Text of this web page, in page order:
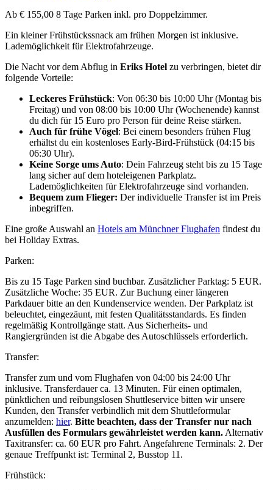
Ab € 155,00 8 Tage Parken inkl. pro Doppelzimmer.
Ein kleiner Frühstückssnack am frühen Morgen ist inklusive.
Lademöglichkeit für Elektrofahrzeuge.
Die Nacht vor dem Abflug in Eriks Hotel zu verbringen, bietet dir
folgende Vorteile:
Leckeres Frühstück: Von 06:30 bis 10:00 Uhr (Montag bis
Freitag) und von 08:00 bis 10:00 Uhr (Wochenende) kannst
du dich für 15 Euro pro Person für deine Reise stärken.
Auch für frühe Vögel: Bei einem besonders frühen Flug
erhältst du ein kostenloses Early-Bird-Frühstück (04:15 bis
06:30 Uhr).
Keine Sorge ums Auto: Dein Fahrzeug steht bis zu 15 Tage
lang sicher auf dem hoteleigenen Parkplatz.
Lademöglichkeiten für Elektrofahrzeuge sind vorhanden.
Bequem zum Flieger: Der individuelle Transfer ist im Preis
inbegriffen.
Eine große Auswahl an Hotels am Münchner Flughafen findest du
bei Holiday Extras.
Parken:
Bis zu 15 Tage Parken sind buchbar. Zusätzlicher Parktag: 5 EUR.
Zusätzliche Woche: 35 EUR. Zur Buchung einer längeren
Parkdauer bitte an den Kundenservice wenden. Der Parkplatz ist
beleuchtet, eingezäunt, mit festen Qualitätsstandards. Es finden
regelmäßig Kontrollgänge statt. Aus Sicherheits- und
Rangiergründen ist die Abgabe des Autoschlüssels erforderlich.
Transfer:
Transfer zum und vom Flughafen von 04:00 bis 24:00 Uhr
inklusive. Transferdauer ca. 13 Minuten. Für einen optimalen,
pünktlichen und reibungslosen Shuttleservice bitten wir unsere
Kunden, den Transfer verbindlich mit dem Shuttleformular
anzumelden: hier. Bitte beachten, dass der Transfer nur nach
Ausfüllen des Formulars gewährleistet werden kann.Alternativ
Taxitransfer: ca. 60 EUR pro Fahrt. Angefahrene Terminals: 2. Der
genaue Treffpunkt ist: Terminal 2, Busstop 11.
Frühstück: